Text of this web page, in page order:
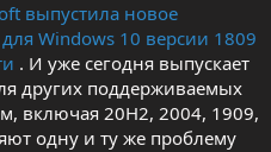
выпустила новое
Windows 10 версии 1809
. И уже сегодня выпускает
других поддерживаемых
включая 20H2, 2004, 1909,
одну и ту же проблему